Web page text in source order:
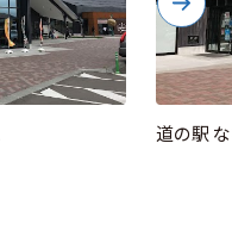
道の駅